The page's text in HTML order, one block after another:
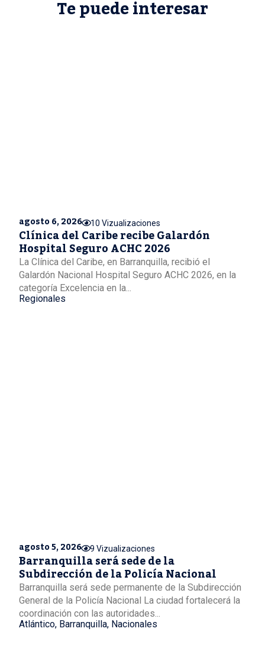
Te puede interesar
agosto 6, 2026 10 Vizualizaciones
Clínica del Caribe recibe Galardón
Hospital Seguro ACHC 2026
La Clínica del Caribe, en Barranquilla, recibió el
Galardón Nacional Hospital Seguro ACHC 2026, en la
categoría Excelencia en la...
Regionales
agosto 5, 2026 9 Vizualizaciones
Barranquilla será sede de la
Subdirección de la Policía Nacional
Barranquilla será sede permanente de la Subdirección
General de la Policía Nacional La ciudad fortalecerá la
coordinación con las autoridades...
Atlántico, Barranquilla, Nacionales